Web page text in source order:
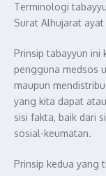
Terminologi
Surat Alhujarat ayat
Prinsip tabayyun ini
pengguna medsos
maupun
yang kita dapat
sisi fakta, baik dari
sosial-keumatan.
Prinsip kedua yang